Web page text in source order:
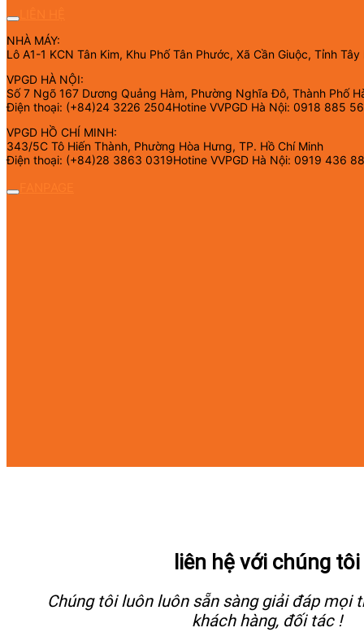
NHÀ MÁY:
Lô A1-1 KCN Tân Kim, Khu Phố Tân Phước, Xã Cần Giuộc, Tỉnh Tây
VPGD HÀ NỘI:
Số 7 Ngõ 167 Dương Quảng Hàm, Phường Nghĩa Đô, Thành Phố
Điện thoại: (+84)24 3226 2504Hotine VVPGD Hà Nội: 0918 885
VPGD HỒ CHÍ MINH:
343/5C Tô Hiến Thành, Phường Hòa Hưng, TP. Hồ Chí Minh
Điện thoại: (+84)28 3863 0319Hotine VVPGD Hà Nội: 0919 436
liên hệ với chúng tôi
Chúng tôi luôn luôn sẵn sàng giải đáp mọi
khách hàng, đối tác !